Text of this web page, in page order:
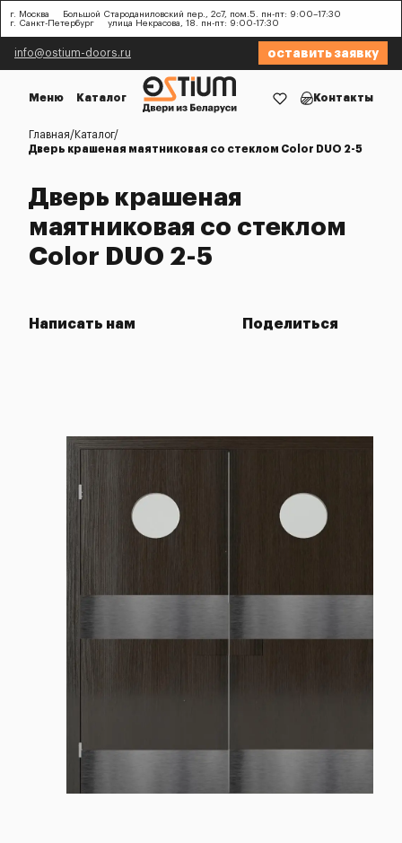
г. Москва
Большой Староданиловский пер., 2с7, пом.5. пн-пт: 9:00–17:30
г. Санкт-Петербург
улица Некрасова, 18. пн-пт: 9:00-17:30
info@ostium-doors.ru оставить заявку
Меню Каталог Контакты
Главная
Каталог
Дверь крашеная маятниковая со стеклом Color DUO 2-5
Дверь крашеная
маятниковая со стеклом
Color DUO 2-5
Написать нам Поделиться